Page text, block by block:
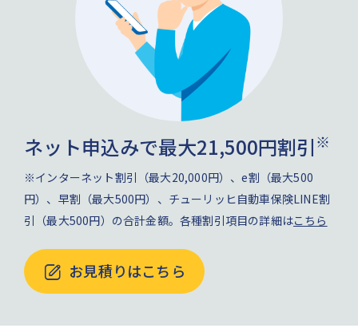
ネット申込みで最大21,500円割引※
※インターネット割引（最大20,000円）、e割（最大500
円）、早割（最大500円）、チューリッヒ自動車保険LINE割
引（最大500円）の合計金額。各種割引項目の詳細はこちら
お見積りはこちら